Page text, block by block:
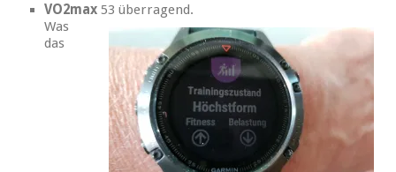
VO2max 53 überragend.
Was
das